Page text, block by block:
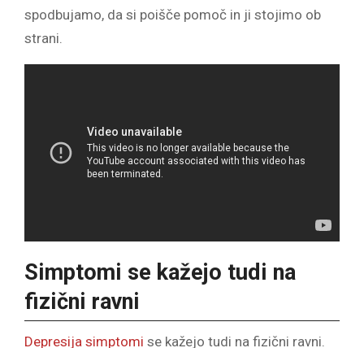
spodbujamo, da si poišče pomoč in ji stojimo ob
strani.
Simptomi se kažejo tudi na
fizični ravni
Depresija simptomi se kažejo tudi na fizični ravni.